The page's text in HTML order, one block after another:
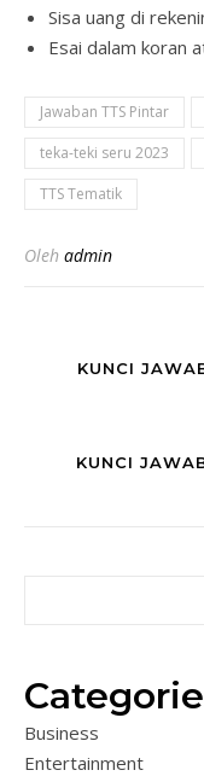
Sisa uang di
Esai dalam koran
Jawaban TTS Pintar
teka-teki seru 2023
TTS Tematik
Oleh admin
KUNCI
KUNCI
Business
Entertainment